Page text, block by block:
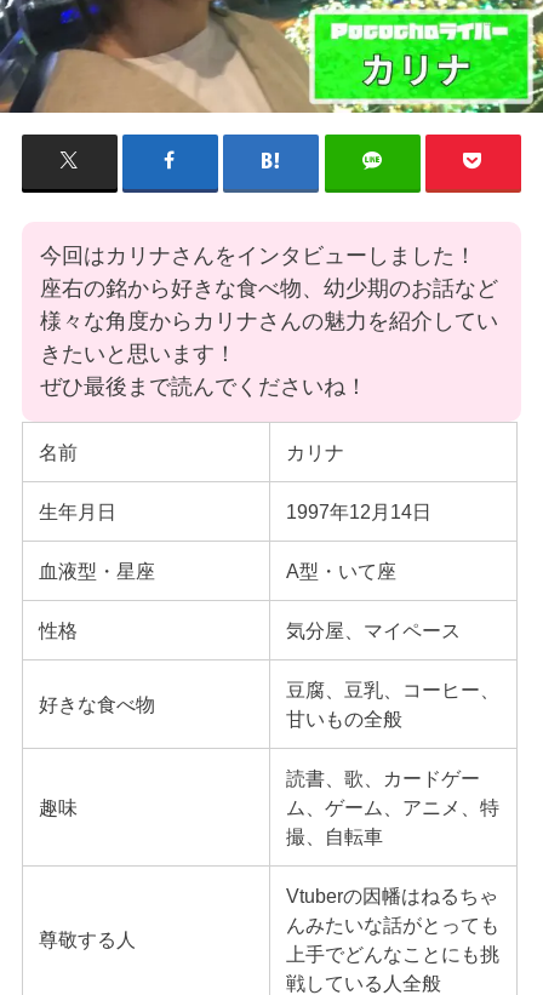
今回はカリナさんをインタビューしました！
座右の銘から好きな食べ物、幼少期のお話など
様々な角度からカリナさんの魅力を紹介してい
きたいと思います！
ぜひ最後まで読んでくださいね！
名前 カリナ
生年月日 1997年12月14日
血液型・星座 A型・いて座
性格 気分屋、マイペース
好きな食べ物
豆腐、豆乳、コーヒー、
甘いもの全般
趣味
読書、歌、カードゲー
ム、ゲーム、アニメ、特
撮、自転車
尊敬する人
Vtuberの因幡はねるちゃ
んみたいな話がとっても
上手でどんなことにも挑
戦している人全般